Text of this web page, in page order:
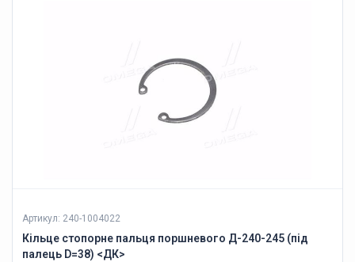
Артикул: 240-1004022
Кільце стопорне пальця поршневого Д-240-245 (під
палець D=38) <ДК>